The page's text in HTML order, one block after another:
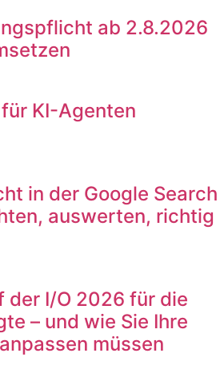
ab 2.8.2026
KI-Agenten
in der Google Search
auswerten, richtig
der I/O 2026 für die
– und wie Sie Ihre
müssen​